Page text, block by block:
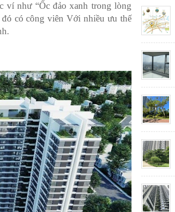
ví như “Ốc đảo xanh trong lòng
có công viên Với nhiều ưu thế